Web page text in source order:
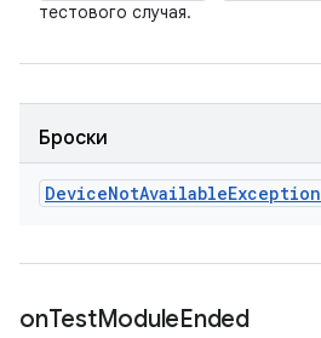
тестового случая.
Броски
DeviceNotAvailableException
onTestModuleEnded